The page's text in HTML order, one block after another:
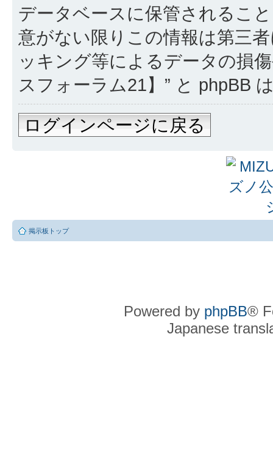
データベースに保管されるこ
意がない限りこの情報は第三
ッキング等によるデータの損
スフォーラム21】” と phpBB
ログインページに戻る
掲示板トップ
Powered by phpBB®
Japanese